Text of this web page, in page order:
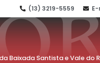
(13) 3219-5559
Baixada Santista e Vale do